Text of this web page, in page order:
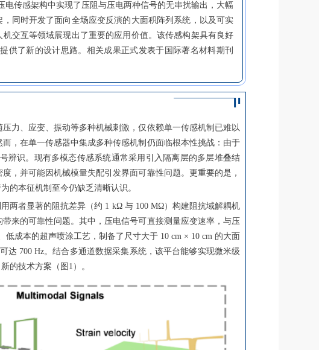
传感架构中实现了压阻与压电两种信号的无串扰输出，大幅
同时开发了面向全场应变反演的大面积阵列系统，以及可实
交互等领域展现出了重要的应用价值。该传感构架具有良好
供了新的设计思路。相关成果正式发表于国际著名材料期刊
力、应变、振动等多种机械刺激，仅依赖单一传感机制已难以
，在单一传感器中集成多种传感机制仍面临根本性挑战：由于
辨识。现有多模态传感系统通常采用引入隔离层的多层堆叠结
，并可能因机械模量失配引发界面可靠性问题。更重要的是，
的本征机制至今仍缺乏清晰认识。
两者显著的阻抗差异（约 1 kΩ 与 100 MΩ）构建阻抗域解耦机
来的可靠性问题。其中，压电信号可直接测量应变速率，与压
成本的超声喷涂工艺，制备了尺寸大于 10 cm × 10 cm 的大面
达 700 Hz。结合多通道数据采集系统，该平台能够实现微米级
的技术方案（图1）。